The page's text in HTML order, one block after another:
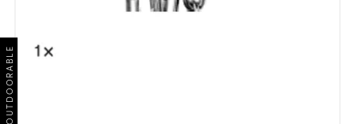
OUTDOORABLE